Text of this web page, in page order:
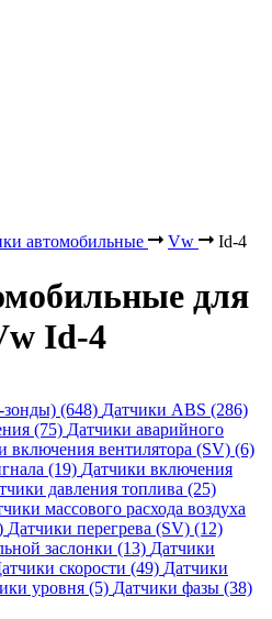
автомобильные Vw Id-4
для
Id-4
зонды) (648) Датчики ABS (286)
(75) Датчики аварийного
включения вентилятора (SV) (6)
(19) Датчики включения
давления топлива (25)
массового расхода воздуха
Датчики перегрева (SV) (12)
заслонки (13) Датчики
скорости (49) Датчики
уровня (5) Датчики фазы (38)